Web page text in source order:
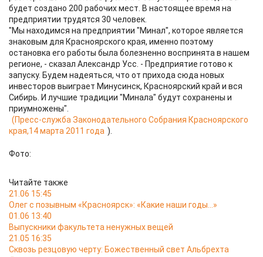
будет создано 200 рабочих мест. В настоящее время на
предприятии трудятся 30 человек.
"Мы находимся на предприятии "Минал", которое является
знаковым для Красноярского края, именно поэтому
остановка его работы была болезненно воспринята в нашем
регионе, - сказал Александр Усс. - Предприятие готово к
запуску. Будем надеяться, что от прихода сюда новых
инвесторов выиграет Минусинск, Красноярский край и вся
Сибирь. И лучшие традиции "Минала" будут сохранены и
приумножены".
(Пресс-служба Законодательного Собрания Красноярского
края,14 марта 2011 года ).
Фото:
Читайте также
21.06 15:45
Олег с позывным «Красноярск»: «Какие наши годы…»
01.06 13:40
Выпускники факультета ненужных вещей
21.05 16:35
Сквозь резцовую черту: Божественный свет Альбрехта